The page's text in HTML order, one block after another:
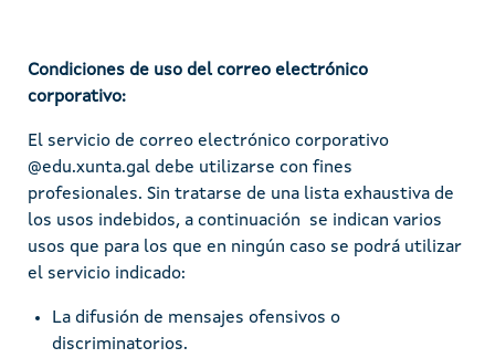
Condiciones de uso del correo electrónico
corporativo:
El servicio de correo electrónico corporativo
@edu.xunta.gal debe utilizarse con fines
profesionales. Sin tratarse de una lista exhaustiva de
los usos indebidos, a continuación se indican varios
usos que para los que en ningún caso se podrá utilizar
el servicio indicado:
La difusión de mensajes ofensivos o
discriminatorios.